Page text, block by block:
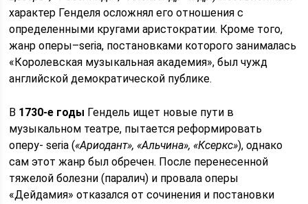
характер Генделя осложнял его отношения с
определенными кругами аристократии. Кроме того,
жанр оперы–seria, постановками которого занималась
«Королевская музыкальная академия», был чужд
английской демократической публике.
В 1730-е годы Гендель ищет новые пути в
музыкальном театре, пытается реформировать
оперу- seria («Ариодант», «Альчина», «Ксеркс»), однако
сам этот жанр был обречен. После перенесенной
тяжелой болезни (паралич) и провала оперы
«Дейдамия» отказался от сочинения и постановки